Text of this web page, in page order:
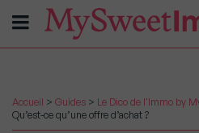
Accueil > Guides > Le Dico de l'Immo by
Qu’est-ce qu’une offre d’achat ?